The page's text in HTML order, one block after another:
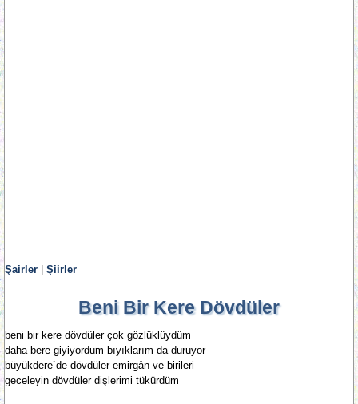
Şairler Şiirler
Beni Bir Kere Dövdüler
beni bir kere dövdüler çok gözlüklüydüm
daha bere giyiyordum bıyıklarım da duruyor
büyükdere`de dövdüler emirgân ve birileri
geceleyin dövdüler dişlerimi tükürdüm